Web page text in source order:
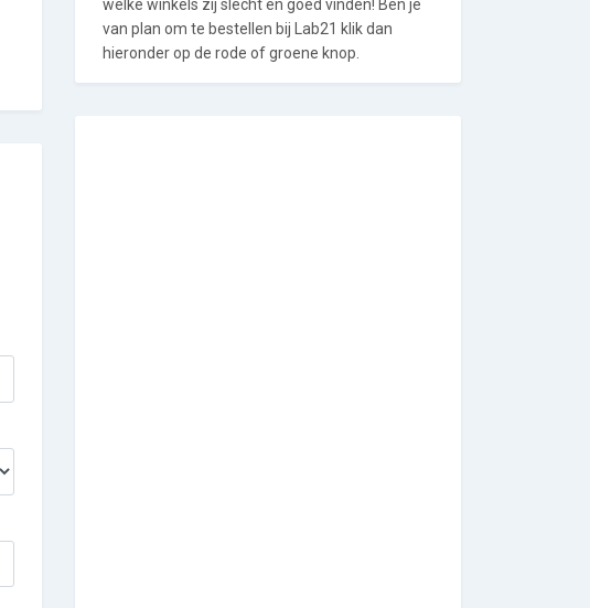
welke winkels zij slecht en goed vinden! Ben je
van plan om te bestellen bij Lab21 klik dan
hieronder op de rode of groene knop.